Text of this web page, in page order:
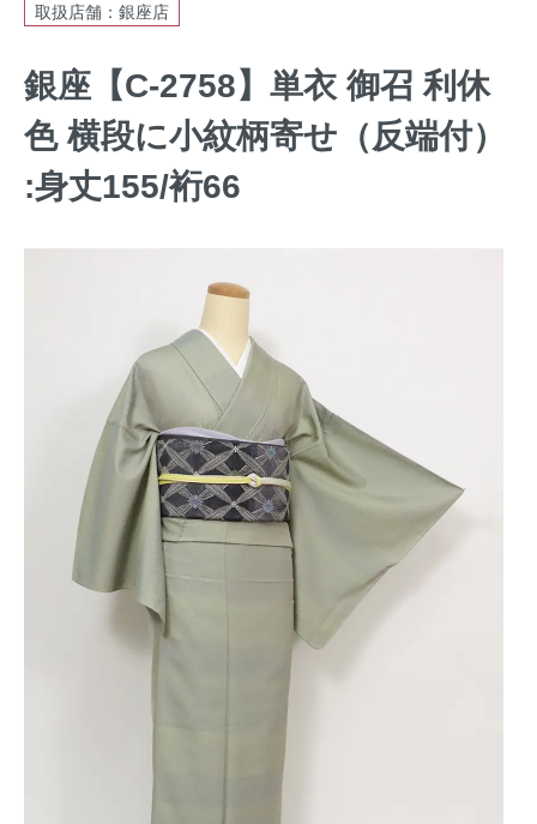
取扱店舗：銀座店
銀座【C-2758】単衣 御召 利休
色 横段に小紋柄寄せ（反端付）
:身丈155/裄66